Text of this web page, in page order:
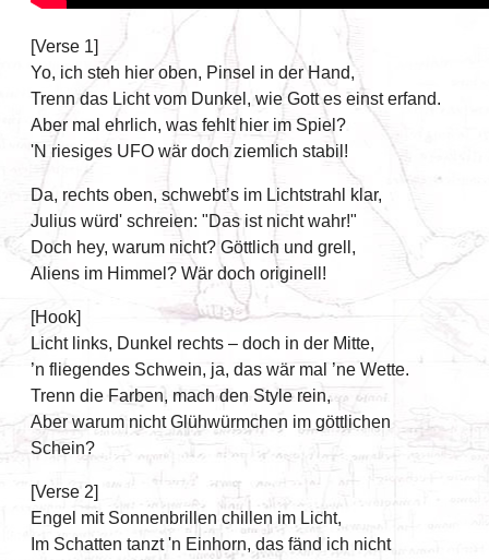
[Verse 1]
Yo, ich steh hier oben, Pinsel in der Hand,
Trenn das Licht vom Dunkel, wie Gott es einst erfand.
Aber mal ehrlich, was fehlt hier im Spiel?
'N riesiges UFO wär doch ziemlich stabil!
Da, rechts oben, schwebt’s im Lichtstrahl klar,
Julius würd' schreien: "Das ist nicht wahr!"
Doch hey, warum nicht? Göttlich und grell,
Aliens im Himmel? Wär doch originell!
[Hook]
Licht links, Dunkel rechts – doch in der Mitte,
’n fliegendes Schwein, ja, das wär mal ’ne Wette.
Trenn die Farben, mach den Style rein,
Aber warum nicht Glühwürmchen im göttlichen
Schein?
[Verse 2]
Engel mit Sonnenbrillen chillen im Licht,
Im Schatten tanzt 'n Einhorn, das fänd ich nicht